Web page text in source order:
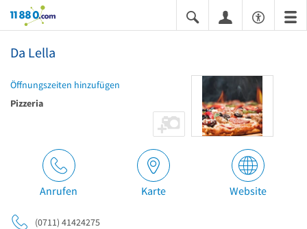
11880.com
Da Lella
Öffnungszeiten hinzufügen
Pizzeria
Anrufen Karte Website
(0711) 41424275